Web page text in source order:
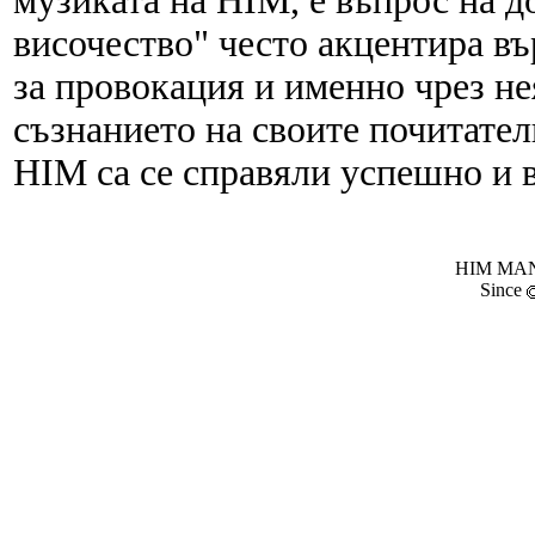
височество" често акцентира
за провокация и именно чрез
съзнанието на своите
HIM са се справяли успешно и
HIM
Since